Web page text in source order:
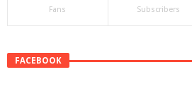
Fans Subscribers
FACEBOOK